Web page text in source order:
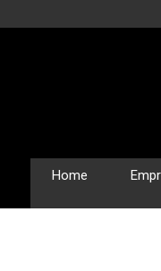
Home